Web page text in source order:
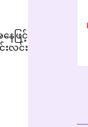
ဖြင့်
းလင်း